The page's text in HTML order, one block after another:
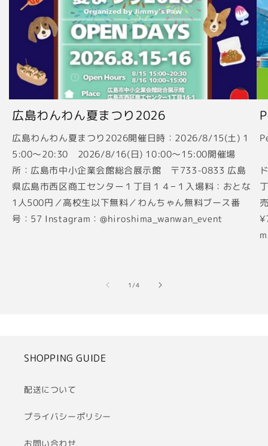
広島わんわん夏まつり2026
広島わんわん夏まつり2026開催日時：2026/8/15(土) 1
5:00〜20:30 2026/8/16(日) 10:00〜15:00開催場
所：広島市中小企業会館総合展示館 〒733-0833 広島
県広島市西区商工センター１丁目１４−１入場料：おとな
1人500円／高校生以下無料／わんちゃん無料ブース番
号：57 Instagram：@hiroshima_wanwan_event
1 /の
4
SHOPPING GUIDE
配送について
プライバシーポリシー
お問い合わせ